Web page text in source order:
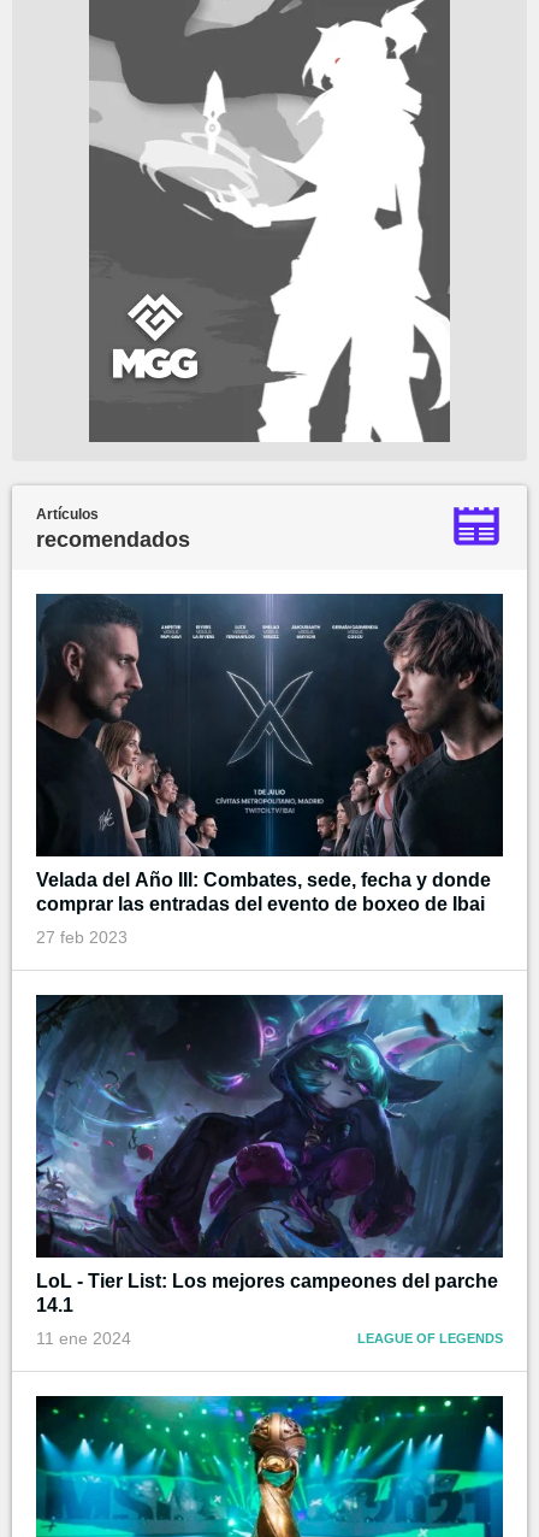
Artículos
recomendados
Velada del Año III: Combates, sede, fecha y donde
comprar las entradas del evento de boxeo de Ibai
27 feb 2023
LoL - Tier List: Los mejores campeones del parche
14.1
11 ene 2024 LEAGUE OF LEGENDS